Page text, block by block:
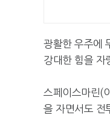
광활한 우주에
강대한 힘을 자
스페이스마린(
을 자면서도 전